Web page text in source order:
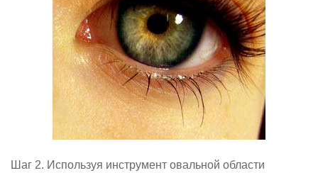
Шаг 2. Используя инструмент овальной области